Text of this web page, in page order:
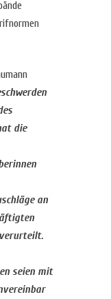
die
an
seien mit